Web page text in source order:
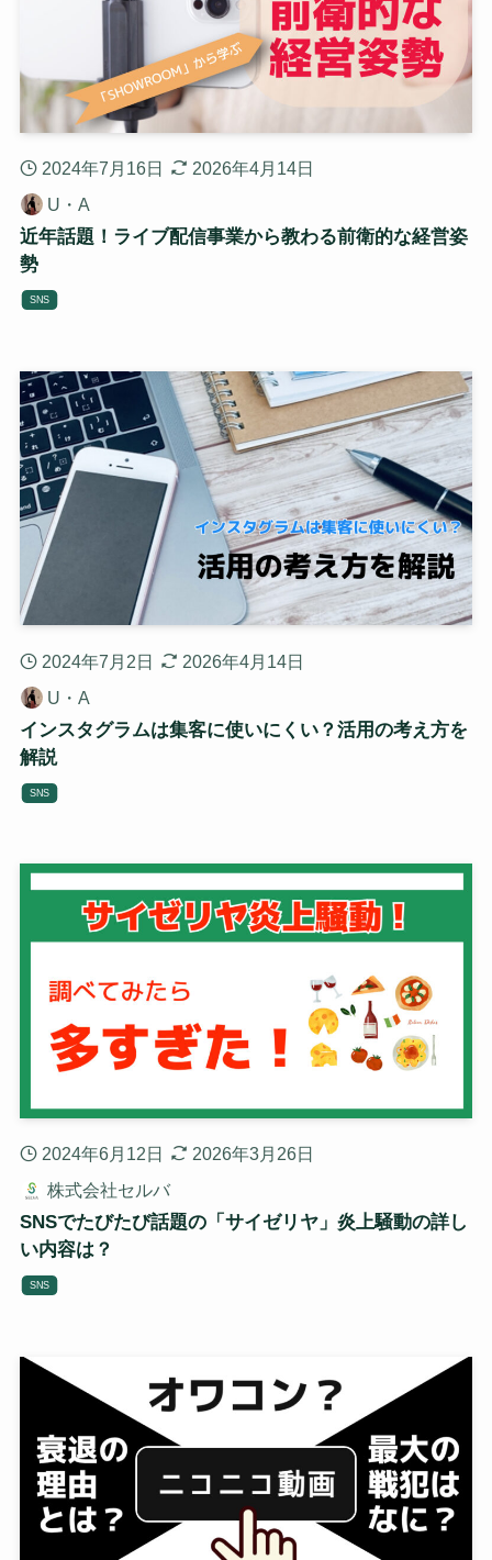
2024年7月16日
2026年4月14日
U・A
近年話題！ライブ配信事業から教わる前衛的な経営姿
勢
SNS
2024年7月2日
2026年4月14日
U・A
インスタグラムは集客に使いにくい？活用の考え方を
解説
SNS
2024年6月12日
2026年3月26日
株式会社セルバ
SNSでたびたび話題の「サイゼリヤ」炎上騒動の詳し
い内容は？
SNS